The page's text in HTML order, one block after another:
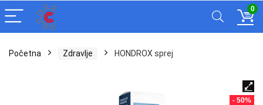
0
Početna Zdravlje HONDROX sprej
- 50%